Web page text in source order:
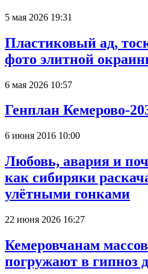
5 мая 2026 19:31
Пластиковый ад,
фото элитной
6 мая 2026 10:57
Генплан Кемерово-
6 июня 2016 10:00
Любовь, авария и
как сибиряки
улётными гонками
22 июня 2026 16:27
Кемеровчанам
погружают в гипноз